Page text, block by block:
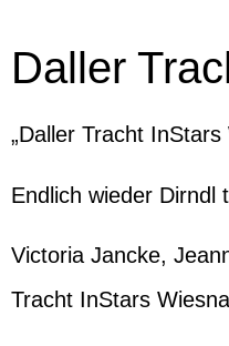
Daller
„Daller Tracht
Endlich wieder Dirndl
Victoria Jancke,
Tracht InStars